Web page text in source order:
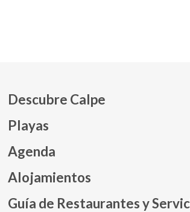
Descubre Calpe
Playas
Agenda
Alojamientos
Guía de Restaurantes y